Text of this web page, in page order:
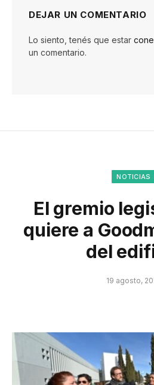
DEJAR UN COMENTARIO
Lo siento, tenés que estar
un comentario.
NOTICIAS
El gremio
quiere a
del
19 agosto,